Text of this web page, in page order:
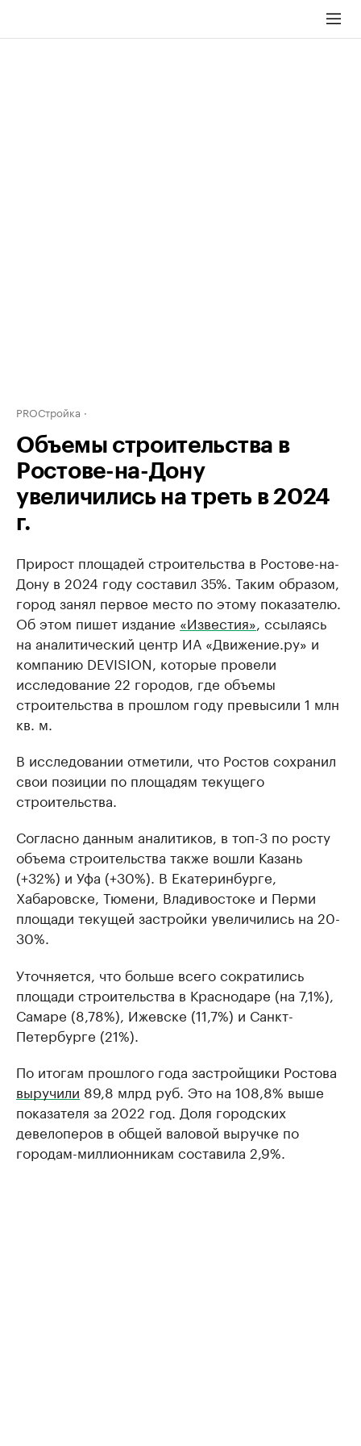
PROСтройка
Объемы строительства в
Ростове-на-Дону
увеличились на треть в 2024
г.
Прирост площадей строительства в Ростове-на-
Дону в 2024 году составил 35%. Таким образом,
город занял первое место по этому показателю.
Об этом пишет издание «Известия» , ссылаясь
на аналитический центр ИА «Движение.ру» и
компанию DEVISION, которые провели
исследование 22 городов, где объемы
строительства в прошлом году превысили 1 млн
кв. м.
В исследовании отметили, что Ростов сохранил
свои позиции по площадям текущего
строительства.
Согласно данным аналитиков, в топ-3 по росту
объема строительства также вошли Казань
(+32%) и Уфа (+30%). В Екатеринбурге,
Хабаровске, Тюмени, Владивостоке и Перми
площади текущей застройки увеличились на 20-
30%.
Уточняется, что больше всего сократились
площади строительства в Краснодаре (на 7,1%),
Самаре (8,78%), Ижевске (11,7%) и Санкт-
Петербурге (21%).
По итогам прошлого года застройщики Ростова
выручили 89,8 млрд руб. Это на 108,8% выше
показателя за 2022 год. Доля городских
девелоперов в общей валовой выручке по
городам-миллионникам составила 2,9%.